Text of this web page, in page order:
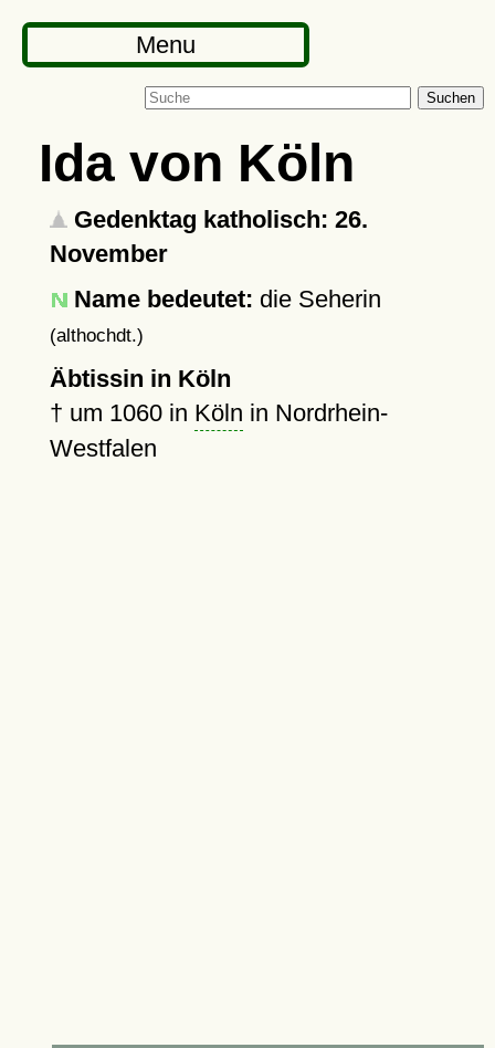
Menu
Suchen
Ida von Köln
Gedenktag katholisch: 26.
November
Name bedeutet: die Seherin
(althochdt.)
Äbtissin in Köln
† um 1060in Köln in Nordrhein-
Westfalen